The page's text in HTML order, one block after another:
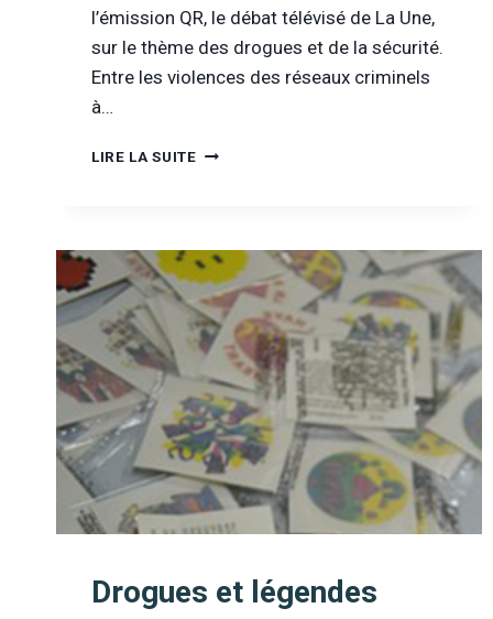
l’émission QR, le débat télévisé de La Une,
sur le thème des drogues et de la sécurité.
Entre les violences des réseaux criminels
à…
LIRE LA SUITE[DANS
DÉBAT
:
PLUS
DE
DROGUES,
MOINS
DE
SÉCURITÉ
?
(LA
UNE)
Drogues et légendes